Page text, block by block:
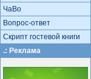
ЧаВо
Вопрос-ответ
Скрипт гостевой книги
.: Реклама